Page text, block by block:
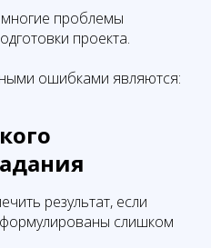
многие проблемы
проекта.
ошибками являются:
результат, если
слишком